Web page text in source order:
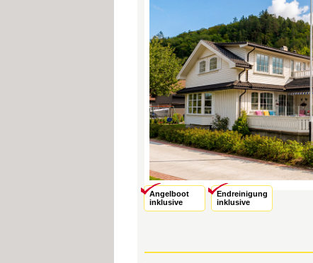
Angelboot
inklusive
Endreinigung
inklusive